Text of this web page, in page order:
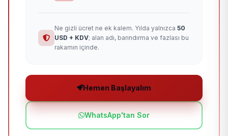
Ne gizli ücret ne ek kalem. Yılda yalnızca 50
USD + KDV; alan adı, barındırma ve fazlası bu
rakamın içinde.
Hemen Başlayalım
WhatsApp'tan Sor